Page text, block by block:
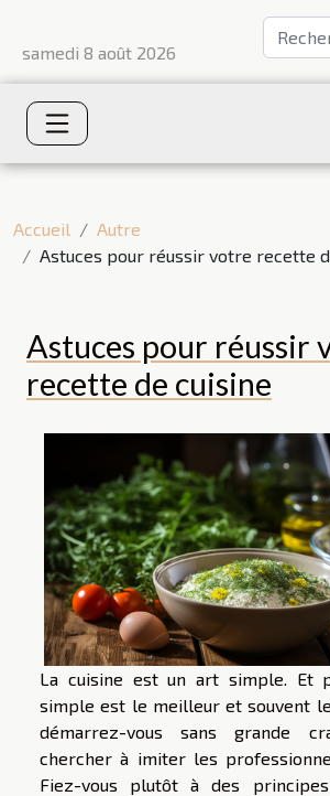
samedi 8 août 2026
Accueil
Autre
Astuces pour réussir votre recette
Astuces pour réussir
recette de cuisine
La cuisine est un art simple. Et
simple est le meilleur et souvent
démarrez-vous sans grande
chercher à imiter les
Fiez-vous plutôt à des